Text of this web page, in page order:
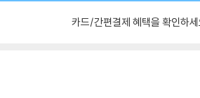
카드/간편결제 혜택을 확인하